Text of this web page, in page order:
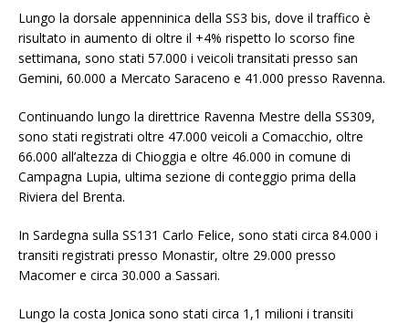
Lungo la dorsale appenninica della SS3 bis, dove il traffico è
risultato in aumento di oltre il +4% rispetto lo scorso fine
settimana, sono stati 57.000 i veicoli transitati presso san
Gemini, 60.000 a Mercato Saraceno e 41.000 presso Ravenna.
Continuando lungo la direttrice Ravenna Mestre della SS309,
sono stati registrati oltre 47.000 veicoli a Comacchio, oltre
66.000 all’altezza di Chioggia e oltre 46.000 in comune di
Campagna Lupia, ultima sezione di conteggio prima della
Riviera del Brenta.
In Sardegna sulla SS131 Carlo Felice, sono stati circa 84.000 i
transiti registrati presso Monastir, oltre 29.000 presso
Macomer e circa 30.000 a Sassari.
Lungo la costa Jonica sono stati circa 1,1 milioni i transiti